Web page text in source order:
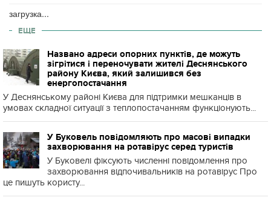
загрузка...
ЕЩЕ
Названо адреси опорних пунктів, де можуть
зігрітися і переночувати жителі Деснянського
району Києва, який залишився без
енергопостачання
У Деснянському районі Києва для підтримки мешканців в
умовах складної ситуації з теплопостачанням функціонують...
У Буковель повідомляють про масові випадки
захворювання на ротавірус серед туристів
У Буковелі фіксують численні повідомлення про
захворювання відпочивальників на ротавірус Про
це пишуть користу...